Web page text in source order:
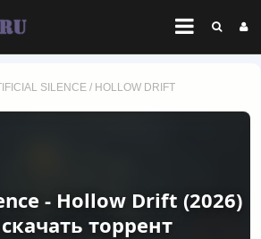
SILENCE / HOLLOW DRIFT
- Hollow Drift (2026)
скачать торрент